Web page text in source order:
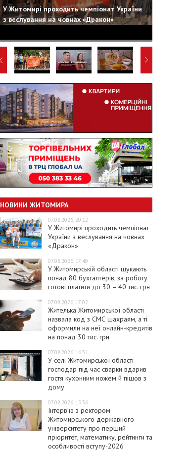
У Житомирі проходить чемпіонат України
з веслування на човнах «Дракон»
НОВИНИ ЖИТОМИРА
07.08.2026, 20:12
У Житомирі проходить чемпіонат
України з веслування на човнах
«Дракон»
07.08.2026, 17:40
У Житомирській області шукають
понад 80 бухгалтерів, за роботу
готові платити до 30 – 40 тис. грн
07.08.2026, 17:02
Жителька Житомирської області
назвала код з СМС шахраям, а ті
оформили на неї онлайн-кредитів
на понад 30 тис. грн
07.08.2026, 16:31
У селі Житомирської області
господар під час сварки вдарив
гостя кухонним ножем й пішов з
дому
07.08.2026, 15:36
Інтерв’ю з ректором
Житомирського державного
університету про перший
пріоритет, математику, рейтинги та
особливості вступу-2026